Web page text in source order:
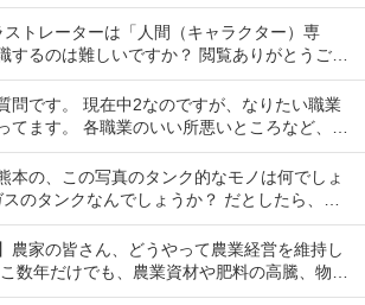
トレーターは「人間（キャラクター）専
するのは難しいですか？ 閲覧ありがとうござ
生の女子です。最近学校の課題で...
問です。 現在中2なのですが、なりたい職業
てます。 各職業のいい所悪いところなど、教
。 また、なりたいなら今から...
本の、この写真のタンク的なモノは何でしょ
のタンクなんでしょうか？ だとしたら、と
すが。 微妙に隠してるのが、...
農家の皆さん、どうやって農業経営を維持し
数年だけでも、農業資材や肥料の高騰、物流
、とくに農薬の高騰は際限がな...